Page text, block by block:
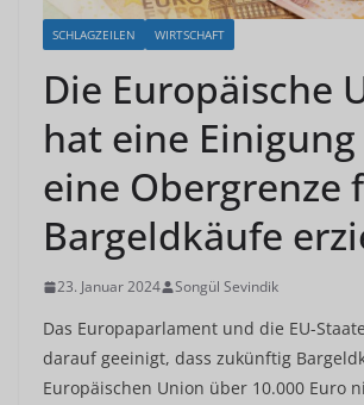
SCHLAGZEILEN WIRTSCHAFT
Die Europäische
hat eine
eine Obergrenze
Bargeldkäufe
23. Januar 2024 Songül Sevindik
Das Europaparlament und die EU-
darauf geeinigt, dass zukünftig
Europäischen Union über 10.000 Euro